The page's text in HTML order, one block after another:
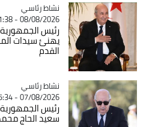
Catégorie
نشاط رئاسي
08/08/2026 - 21:38
رئيس الجمهورية السيد عبد المجيد تبون
يهنئ سيدات المنتخب الوطني لكرة
Catégorie
نشاط رئاسي
07/08/2026 - 15:34
رئيس الجمهورية يعزي في وفاة الشيخ
سعيد الحاج محمد بن إبراهيم كعباش